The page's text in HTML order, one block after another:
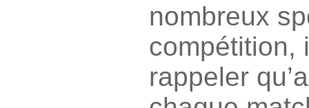
nombreux
compétition,
rappeler